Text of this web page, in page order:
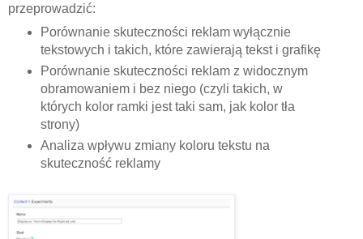
przeprowadzić:
Porównanie skuteczności reklam wyłącznie
tekstowych i takich, które zawierają tekst i grafikę
Porównanie skuteczności reklam z widocznym
obramowaniem i bez niego (czyli takich, w
których kolor ramki jest taki sam, jak kolor tła
strony)
Analiza wpływu zmiany koloru tekstu na
skuteczność reklamy